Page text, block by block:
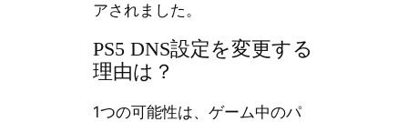
アされました。
PS5 DNS設定を変更する
理由は？
1つの可能性は、ゲーム中のパ